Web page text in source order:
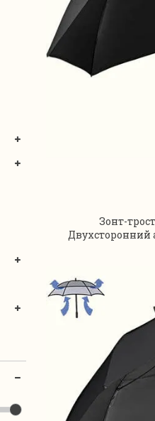
Зонт-